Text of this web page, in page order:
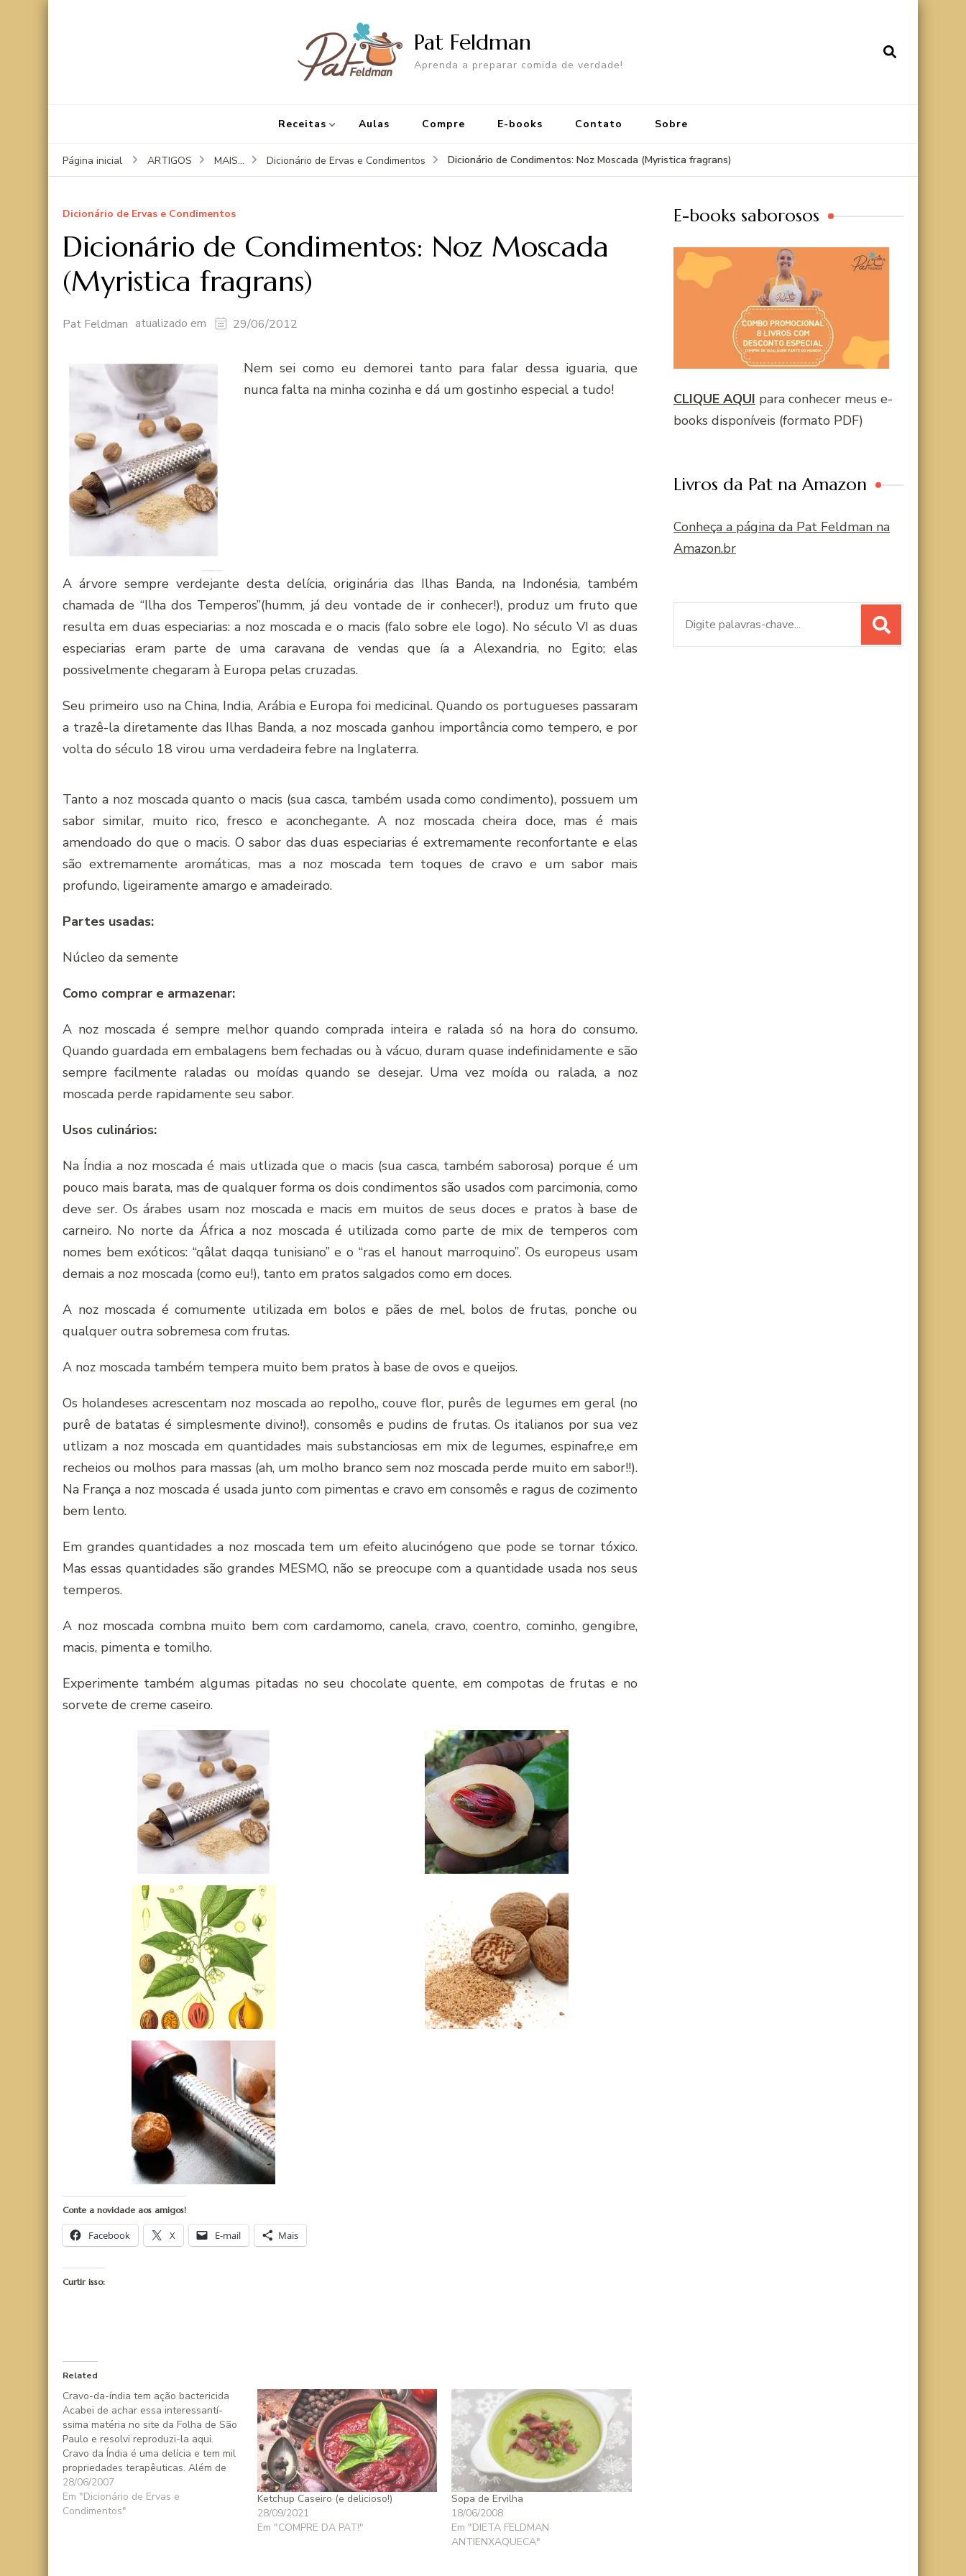
Pat Feldman
Aprenda a preparar comida de verdade!
Receitas Aulas Compre E-books Contato Sobre
Página inicial ARTIGOS MAIS... Dicionário de Ervas e Condimentos Dicionário de Condimentos: Noz Moscada (Myristica fragrans)
Dicionário de Ervas e Condimentos
Dicionário de Condimentos: Noz Moscada
(Myristica fragrans)
Pat Feldman atualizado em 29/06/2012
Nem sei como eu demorei tanto para falar dessa iguaria, que
nunca falta na minha cozinha e dá um gostinho especial a tudo!
A árvore sempre verdejante desta delícia, originária das Ilhas Banda, na Indonésia, também
chamada de “Ilha dos Temperos”(humm, já deu vontade de ir conhecer!), produz um fruto que
resulta em duas especiarias: a noz moscada e o macis (falo sobre ele logo). No século VI as duas
especiarias eram parte de uma caravana de vendas que ía a Alexandria, no Egito; elas
possivelmente chegaram à Europa pelas cruzadas.
Seu primeiro uso na China, India, Arábia e Europa foi medicinal. Quando os portugueses passaram
a trazê-la diretamente das Ilhas Banda, a noz moscada ganhou importância como tempero, e por
volta do século 18 virou uma verdadeira febre na Inglaterra.
Tanto a noz moscada quanto o macis (sua casca, também usada como condimento), possuem um
sabor similar, muito rico, fresco e aconchegante. A noz moscada cheira doce, mas é mais
amendoado do que o macis. O sabor das duas especiarias é extremamente reconfortante e elas
são extremamente aromáticas, mas a noz moscada tem toques de cravo e um sabor mais
profundo, ligeiramente amargo e amadeirado.
Partes usadas:
Núcleo da semente
Como comprar e armazenar:
A noz moscada é sempre melhor quando comprada inteira e ralada só na hora do consumo.
Quando guardada em embalagens bem fechadas ou à vácuo, duram quase indefinidamente e são
sempre facilmente raladas ou moídas quando se desejar. Uma vez moída ou ralada, a noz
moscada perde rapidamente seu sabor.
Usos culinários:
Na Índia a noz moscada é mais utlizada que o macis (sua casca, também saborosa) porque é um
pouco mais barata, mas de qualquer forma os dois condimentos são usados com parcimonia, como
deve ser. Os árabes usam noz moscada e macis em muitos de seus doces e pratos à base de
carneiro. No norte da África a noz moscada é utilizada como parte de mix de temperos com
nomes bem exóticos: “qâlat daqqa tunisiano” e o “ras el hanout marroquino”. Os europeus usam
demais a noz moscada (como eu!), tanto em pratos salgados como em doces.
A noz moscada é comumente utilizada em bolos e pães de mel, bolos de frutas, ponche ou
qualquer outra sobremesa com frutas.
A noz moscada também tempera muito bem pratos à base de ovos e queijos.
Os holandeses acrescentam noz moscada ao repolho,, couve flor, purês de legumes em geral (no
purê de batatas é simplesmente divino!), consomês e pudins de frutas. Os italianos por sua vez
utlizam a noz moscada em quantidades mais substanciosas em mix de legumes, espinafre,e em
recheios ou molhos para massas (ah, um molho branco sem noz moscada perde muito em sabor!!).
Na França a noz moscada é usada junto com pimentas e cravo em consomês e ragus de cozimento
bem lento.
Em grandes quantidades a noz moscada tem um efeito alucinógeno que pode se tornar tóxico.
Mas essas quantidades são grandes MESMO, não se preocupe com a quantidade usada nos seus
temperos.
A noz moscada combna muito bem com cardamomo, canela, cravo, coentro, cominho, gengibre,
macis, pimenta e tomilho.
Experimente também algumas pitadas no seu chocolate quente, em compotas de frutas e no
sorvete de creme caseiro.
Conte a novidade aos amigos!
Facebook X E-mail Mais
Curtir isso:
Related
Cravo-da-í­ndia tem ação bactericida
Acabei de achar essa interessantí­
ssima matéria no site da Folha de São
Paulo e resolvi reproduzi-la aqui.
Cravo da Índia é uma delí­cia e tem mil
propriedades terapêuticas. Além de
tudo, é ótima para tirar cheiro forte de
casa - sempre que a cozinha fica
impregnada com algum cheiro forte…
28/06/2007
Em "Dicionário de Ervas e
Condimentos"
Ketchup Caseiro (e delicioso!)
28/09/2021
Em "COMPRE DA PAT!"
Sopa de Ervilha
18/06/2008
Em "DIETA FELDMAN
ANTIENXAQUECA"
E-books saborosos
CLIQUE AQUI para conhecer meus e-
books disponíveis (formato PDF)
Livros da Pat na Amazon
Conheça a página da Pat Feldman na
Amazon.br